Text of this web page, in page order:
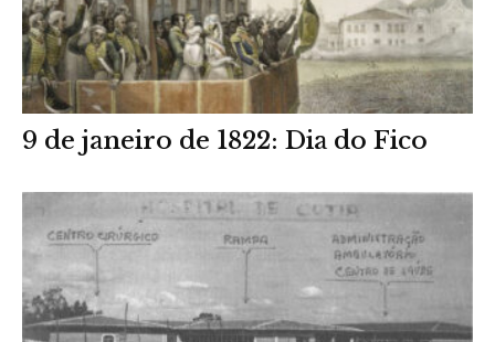
9 de janeiro de 1822: Dia do Fico